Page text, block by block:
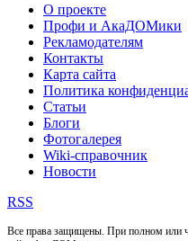
О проекте
Профи и АкаДОМики
Рекламодателям
Контакты
Карта сайта
Политика
Статьи
Блоги
Фотогалерея
Wiki-справочник
Новости
RSS
Все права защищены. При полном или